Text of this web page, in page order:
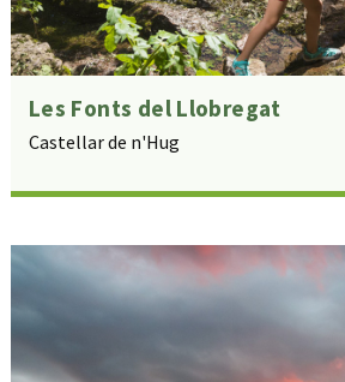
Les Fonts del Llobregat
Castellar de n'Hug